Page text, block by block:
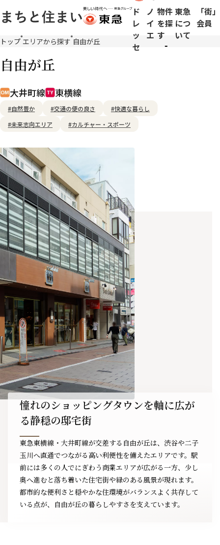
メ
ン
ン
テ
移
動
ド
レ
ッ
セ
ノ
イ
エ
物件
を探
す
東急
につ
いて
「街」
会員
トップ エリアから探す 自由が丘
自由が丘
大井町線 東横線
#自然豊か #交通の便の良さ
#快適な暮らし
#未来志向エリア
#カルチャー・スポーツ
憧れのショッピングタウンを軸に広が
る静穏の邸宅街
東急東横線・大井町線が交差する自由が丘は、渋谷や二子
玉川へ直通でつながる高い利便性を備えたエリアです。駅
前には多くの人でにぎわう商業エリアが広がる一方、少し
奥へ進むと落ち着いた住宅街や緑のある風景が現れます。
都市的な便利さと穏やかな住環境がバランスよく共存して
いる点が、自由が丘の暮らしやすさを支えています。